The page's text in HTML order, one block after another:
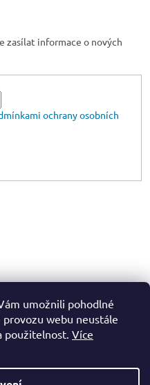
umožnili pohodlné
webu neustále
použitelnost. Více
zasílat informace o nových
ochrany osobních